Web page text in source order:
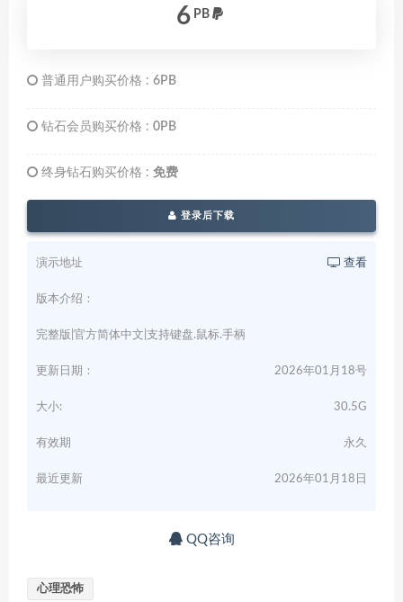
6 PB
普通用户购买价格 : 6PB
钻石会员购买价格 : 0PB
终身钻石购买价格 : 免费
登录后下载
演示地址 查看
版本介绍：
完整版|官方简体中文|支持键盘.鼠标.手柄
更新日期： 2026年01月18号
大小: 30.5G
有效期 永久
最近更新 2026年01月18日
QQ咨询
心理恐怖